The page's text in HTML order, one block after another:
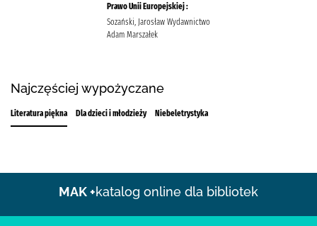
Prawo Unii Europejskiej :
Sozański, Jarosław Wydawnictwo
Adam Marszałek
Najczęściej wypożyczane
Literatura piękna Dla dzieci i młodzieży Niebeletrystyka
MAK +katalog online dla bibliotek